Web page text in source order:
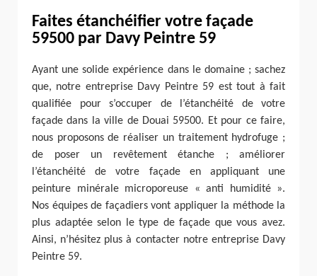
Faites étanchéifier votre façade
59500 par Davy Peintre 59
Ayant une solide expérience dans le domaine ; sachez
que, notre entreprise Davy Peintre 59 est tout à fait
qualifiée pour s’occuper de l’étanchéité de votre
façade dans la ville de Douai 59500. Et pour ce faire,
nous proposons de réaliser un traitement hydrofuge ;
de poser un revêtement étanche ; améliorer
l’étanchéité de votre façade en appliquant une
peinture minérale microporeuse « anti humidité ».
Nos équipes de façadiers vont appliquer la méthode la
plus adaptée selon le type de façade que vous avez.
Ainsi, n’hésitez plus à contacter notre entreprise Davy
Peintre 59.